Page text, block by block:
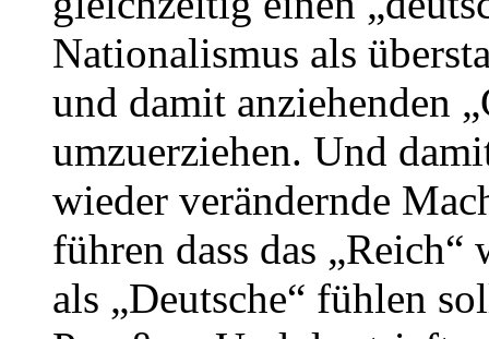
Nationalismus als
und damit anziehenden
umzuerziehen. Und
wieder verändernde
führen dass das
als „Deutsche“ fühlen